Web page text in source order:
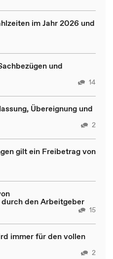
im Jahr 2026 und
und
14
Übereignung und
2
gilt ein Freibetrag von
den Arbeitgeber
15
immer für den vollen
2